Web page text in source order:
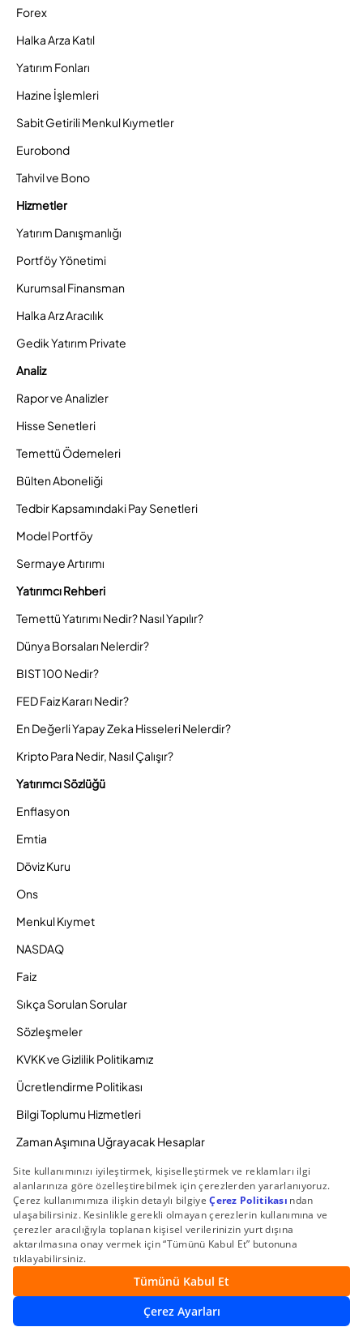
Forex
Halka Arza Katıl
Yatırım Fonları
Hazine İşlemleri
Sabit Getirili Menkul Kıymetler
Eurobond
Tahvil ve Bono
Hizmetler
Yatırım Danışmanlığı
Portföy Yönetimi
Kurumsal Finansman
Halka Arz Aracılık
Gedik Yatırım Private
Analiz
Rapor ve Analizler
Hisse Senetleri
Temettü Ödemeleri
Bülten Aboneliği
Tedbir Kapsamındaki Pay Senetleri
Model Portföy
Sermaye Artırımı
Yatırımcı Rehberi
Temettü Yatırımı Nedir? Nasıl Yapılır?
Dünya Borsaları Nelerdir?
BIST 100 Nedir?
FED Faiz Kararı Nedir?
En Değerli Yapay Zeka Hisseleri Nelerdir?
Kripto Para Nedir, Nasıl Çalışır?
Yatırımcı Sözlüğü
Enflasyon
Emtia
Döviz Kuru
Ons
Menkul Kıymet
NASDAQ
Faiz
Sıkça Sorulan Sorular
Sözleşmeler
KVKK ve Gizlilik Politikamız
Ücretlendirme Politikası
Bilgi Toplumu Hizmetleri
Zaman Aşımına Uğrayacak Hesaplar
Duyurular ve Kampanyalar
© 2026 Gedik Yatırım Menkul Değerler AŞ. Tüm Hakları